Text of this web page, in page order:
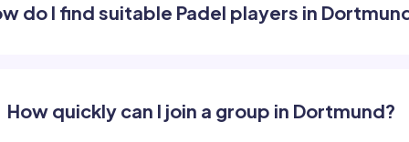
do I find suitable Padel players in
How quickly can I join a group in Dortmund?